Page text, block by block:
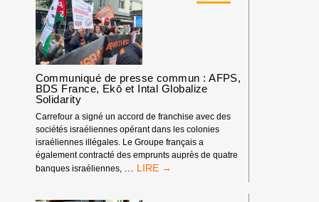
Communiqué de presse commun : AFPS,
BDS France, Ekō et Intal Globalize
Solidarity
Carrefour a signé un accord de franchise avec des
sociétés israéliennes opérant dans les colonies
israéliennes illégales. Le Groupe français a
également contracté des emprunts auprès de quatre
banques israéliennes,
COMMUNIQUÉ